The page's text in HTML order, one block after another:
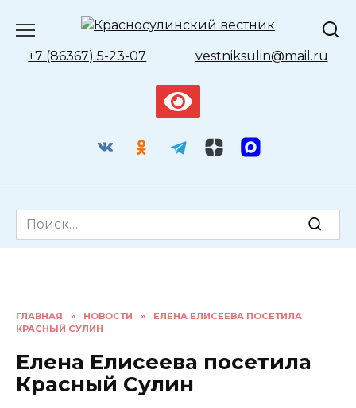
содержанию
+7 (86367) 5-23-07 vestniksulin@mail.ru
Search
for:
ГЛАВНАЯ » НОВОСТИ »
ЕЛЕНА ЕЛИСЕЕВА ПОСЕТИЛА
КРАСНЫЙ СУЛИН
Елена Елисеева посетила
Красный Сулин